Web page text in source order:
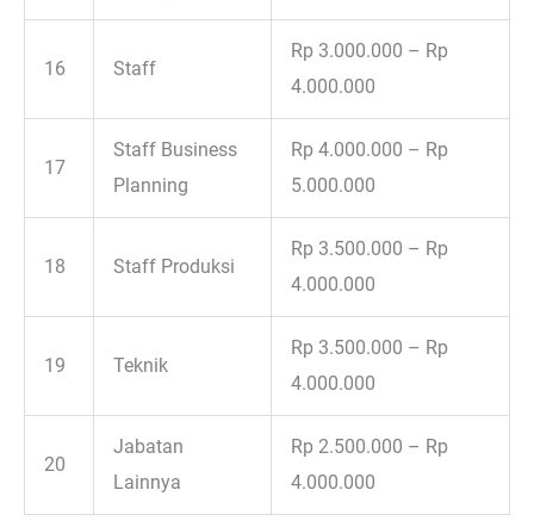
16 Staff
Rp 3.000.000 – Rp
4.000.000
17
Staff Business
Planning
Rp 4.000.000 – Rp
5.000.000
18 Staff Produksi
Rp 3.500.000 – Rp
4.000.000
19 Teknik
Rp 3.500.000 – Rp
4.000.000
20
Jabatan
Lainnya
Rp 2.500.000 – Rp
4.000.000